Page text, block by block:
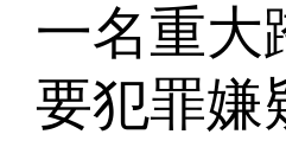
一名重大
要犯罪嫌